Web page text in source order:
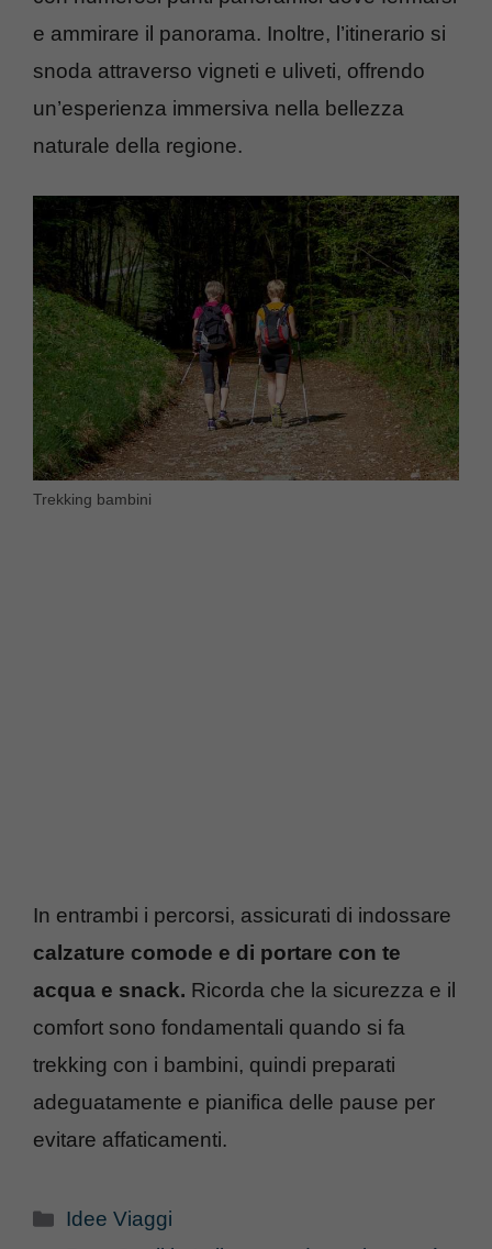
e ammirare il panorama. Inoltre, l’itinerario si
snoda attraverso vigneti e uliveti, offrendo
un’esperienza immersiva nella bellezza
naturale della regione.
Trekking bambini
In entrambi i percorsi, assicurati di indossare
calzature comode e di portare con te
acqua e snack. Ricorda che la sicurezza e il
comfort sono fondamentali quando si fa
trekking con i bambini, quindi preparati
adeguatamente e pianifica delle pause per
evitare affaticamenti.
Categorie
Idee Viaggi